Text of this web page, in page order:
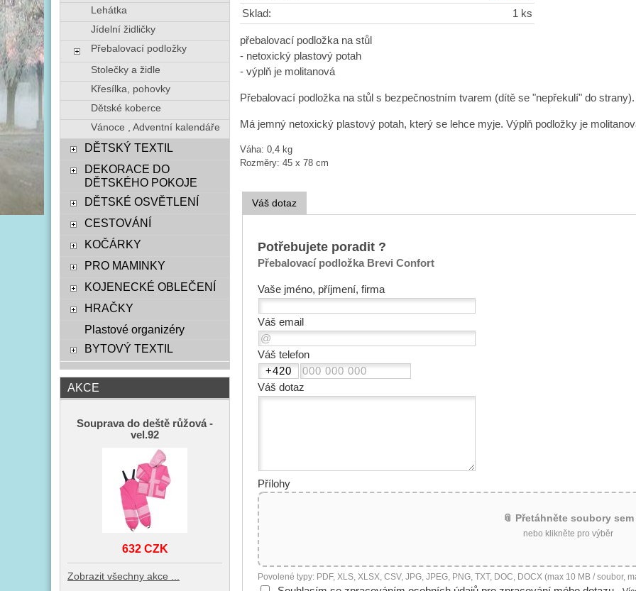
Sklad:
1 ks
přebalovací podložka na stůl
- netoxický plastový potah
- výplň je molitanová
Přebalovací podložka na stůl s bezpečnostním tvarem (dítě se "nepřekulí" do strany).
Má jemný netoxický plastový potah, který se lehce myje. Výplň podložky je
Váha: 0,4 kg
Rozměry: 45 x 78 cm
Váš dotaz
Potřebujete poradit ?
Přebalovací podložka Brevi Confort
Vaše jméno, příjmení, firma
Váš email
Váš telefon
Váš dotaz
Přílohy
📎 Přetáhněte soubory sem
nebo klikněte pro výběr
Povolené typy: PDF, XLS, XLSX, CSV, JPG, JPEG, PNG, TXT, DOC, DOCX (max 10 MB / soubor,
Lehátka
Jídelní židličky
Přebalovací podložky
Stolečky a židle
Křesílka, pohovky
Dětské koberce
Vánoce , Adventní kalendáře
DĚTSKÝ TEXTIL
DEKORACE DO
DĚTSKÉHO POKOJE
DĚTSKÉ OSVĚTLENÍ
CESTOVÁNÍ
KOČÁRKY
PRO MAMINKY
KOJENECKÉ OBLEČENÍ
HRAČKY
Plastové organizéry
BYTOVÝ TEXTIL
AKCE
Souprava do deště růžová -
vel.92
632 CZK
Zobrazit všechny akce ...